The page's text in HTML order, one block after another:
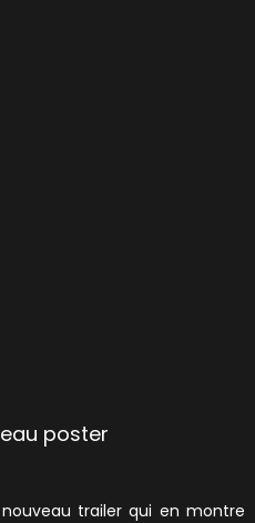
poster
trailer qui en montre